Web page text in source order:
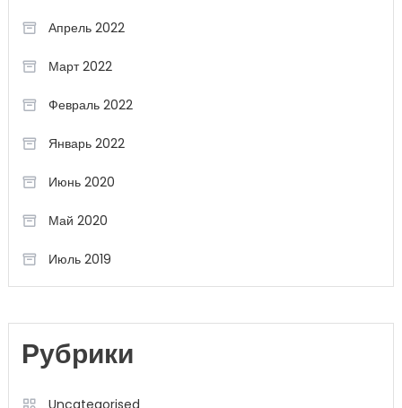
Апрель 2022
Март 2022
Февраль 2022
Январь 2022
Июнь 2020
Май 2020
Июль 2019
Рубрики